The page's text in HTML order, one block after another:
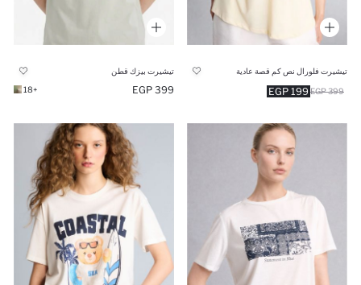
تيشيرت فلورال نص كم قصة عادية
199 EGP 399 EGP
تيشيرت بيزك قطن
399 EGP
+18